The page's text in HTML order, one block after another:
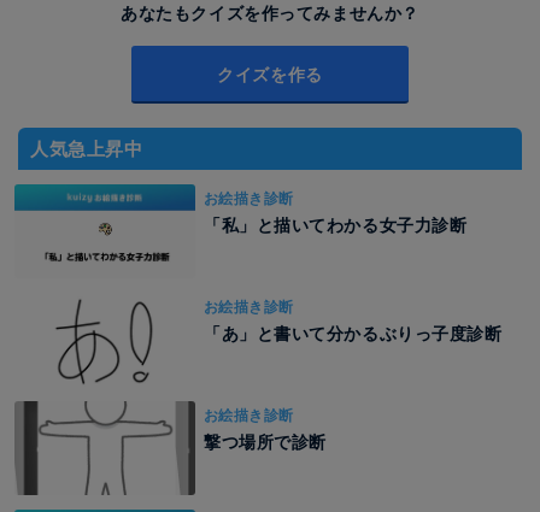
あなたもクイズを作ってみませんか？
クイズを作る
人気急上昇中
お絵描き診断
「私」と描いてわかる女子力診断
お絵描き診断
「あ」と書いて分かるぶりっ子度診断
お絵描き診断
撃つ場所で診断